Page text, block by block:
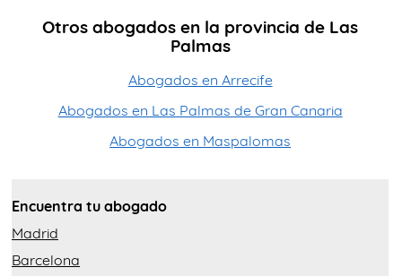
Otros abogados en la provincia de Las
Palmas
Abogados en Arrecife
Abogados en Las Palmas de Gran Canaria
Abogados en Maspalomas
Encuentra tu abogado
Madrid
Barcelona